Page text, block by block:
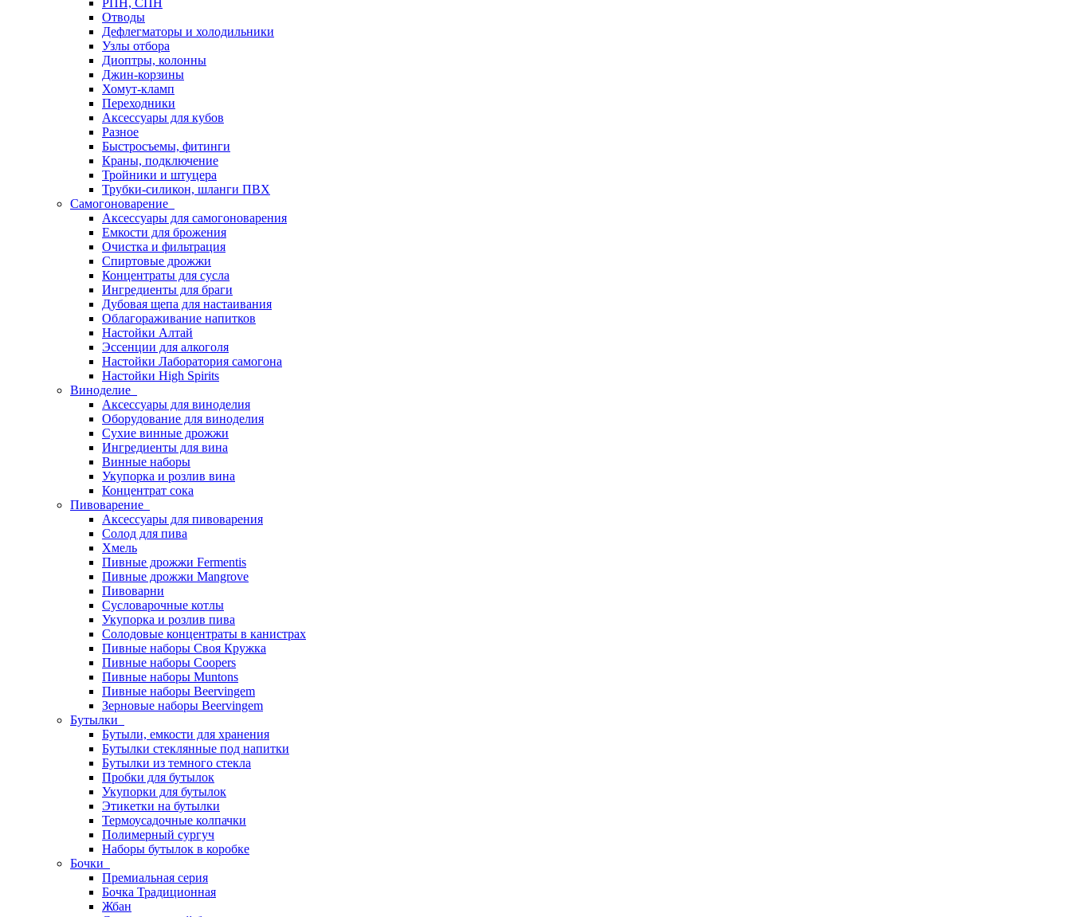
РПН, СПН
Отводы
Дефлегматоры и холодильники
Узлы отбора
Диоптры, колонны
Джин-корзины
Хомут-кламп
Переходники
Аксессуары для кубов
Разное
Быстросъемы, фитинги
Краны, подключение
Тройники и штуцера
Трубки-силикон, шланги ПВХ
Самогоноварение
Аксессуары для самогоноварения
Емкости для брожения
Очистка и фильтрация
Спиртовые дрожжи
Концентраты для сусла
Ингредиенты для браги
Дубовая щепа для настаивания
Облагораживание напитков
Настойки Алтай
Эссенции для алкоголя
Настойки Лаборатория самогона
Настойки High Spirits
Виноделие
Аксессуары для виноделия
Оборудование для виноделия
Сухие винные дрожжи
Ингредиенты для вина
Винные наборы
Укупорка и розлив вина
Концентрат сока
Пивоварение
Аксессуары для пивоварения
Солод для пива
Хмель
Пивные дрожжи Fermentis
Пивные дрожжи Mangrove
Пивоварни
Сусловарочные котлы
Укупорка и розлив пива
Солодовые концентраты в канистрах
Пивные наборы Своя Кружка
Пивные наборы Coopers
Пивные наборы Muntons
Пивные наборы Beervingem
Зерновые наборы Beervingem
Бутылки
Бутыли, емкости для хранения
Бутылки стеклянные под напитки
Бутылки из темного стекла
Пробки для бутылок
Укупорки для бутылок
Этикетки на бутылки
Термоусадочные колпачки
Полимерный сургуч
Наборы бутылок в коробке
Бочки
Премиальная серия
Бочка Традиционная
Жбан